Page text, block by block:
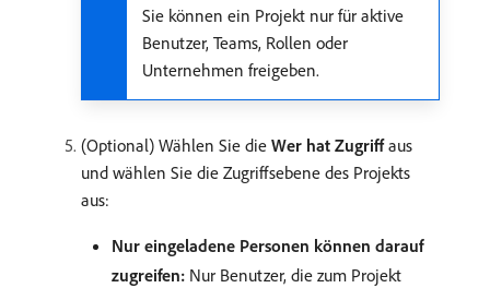
Sie können ein Projekt nur für aktive
Benutzer, Teams, Rollen oder
Unternehmen freigeben.
(Optional) Wählen Sie die Wer hat Zugriffaus
und wählen Sie die Zugriffsebene des Projekts
aus:
Nur eingeladene Personen können darauf
zugreifen: Nur Benutzer, die zum Projekt